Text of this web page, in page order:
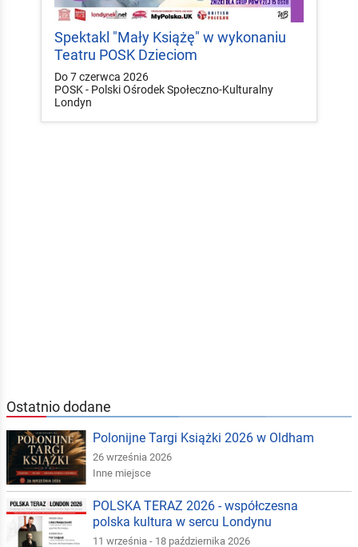
Spektakl "Mały Książę" w wykonaniu
Teatru POSK Dzieciom
Do 7 czerwca 2026
POSK - Polski Ośrodek Społeczno-Kulturalny
Londyn
Ostatnio dodane
Polonijne Targi Książki 2026 w Oldham
26 września 2026
Inne miejsce
POLSKA TERAZ 2026 - współczesna
polska kultura w sercu Londynu
11 września - 18 października 2026